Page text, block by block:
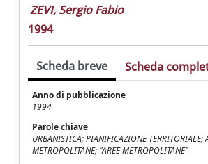
ZEVI, Sergio Fabio
1994
Scheda breve Scheda
Anno di pubblicazione
1994
Parole chiave
URBANISTICA; PIANIFICAZIONE TERRITORIALE;
METROPOLITANE; "AREE METROPOLITANE"